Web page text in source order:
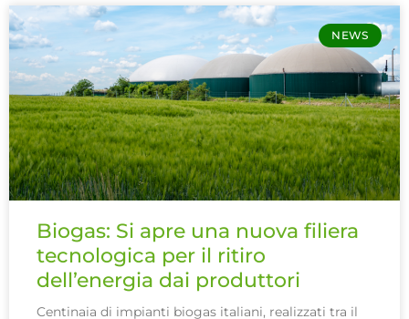
NEWS
Biogas: Si apre una nuova filiera
tecnologica per il ritiro
dell’energia dai produttori
Centinaia di impianti biogas italiani, realizzati tra il